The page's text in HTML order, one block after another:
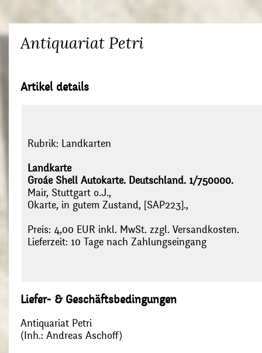
Antiquariat Petri
Artikel details
Rubrik: Landkarten
Landkarte
Groáe Shell Autokarte. Deutschland. 1/750000.
Mair, Stuttgart o.J.,
Okarte, in gutem Zustand, [SAP223].,
Preis: 4,00 EUR inkl. MwSt. zzgl. Versandkosten.
Lieferzeit: 10 Tage nach Zahlungseingang
Liefer- & Geschäftsbedingungen
Antiquariat Petri
(Inh.: Andreas Aschoff)